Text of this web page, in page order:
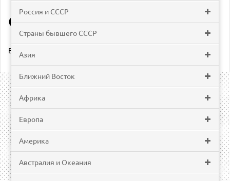
Россия и СССР
Страны бывшего СССР
Азия
Ближний Восток
Африка
Европа
Америка
Австралия и Океания
Сейшелы
В этой категории нет товаров.
Информация
О нас
Информация о доставке
Оплата
Контакты
Карта сайта
Политика безопасности